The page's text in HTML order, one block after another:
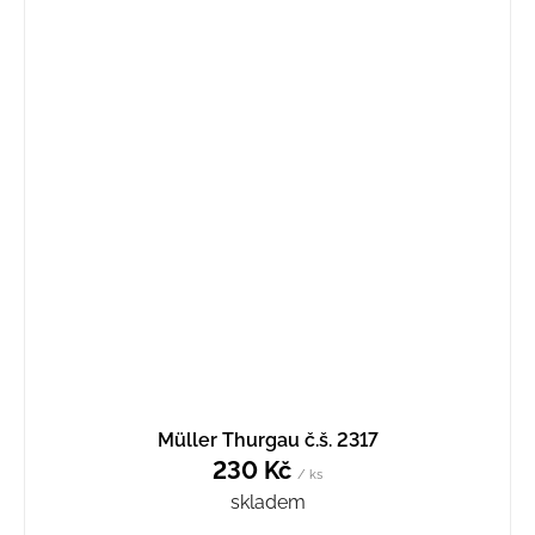
Müller Thurgau č.š. 2317
230 Kč / ks
skladem